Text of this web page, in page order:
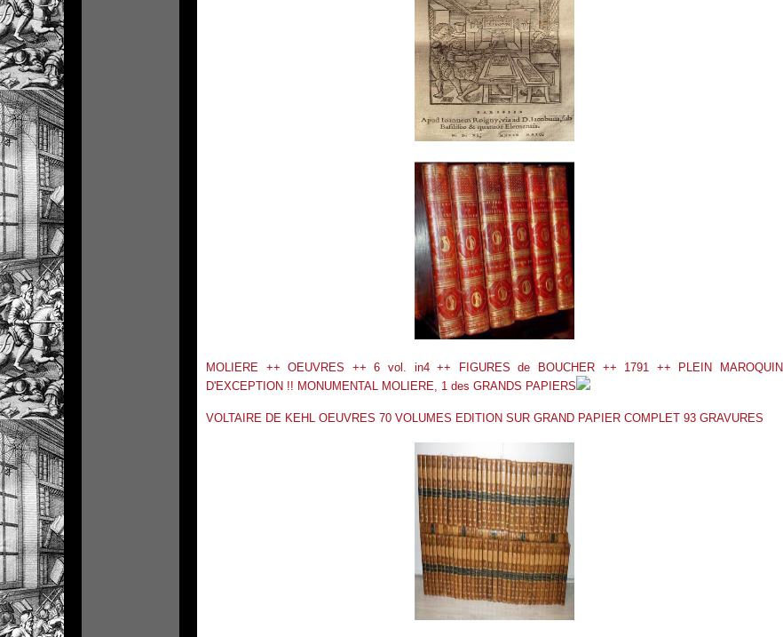
MOLIERE ++ OEUVRES ++ 6 vol. in4 ++ FIGURES de BOUCHER ++ 1791 ++ PLEIN MAROQUIN
D'EXCEPTION !! MONUMENTAL MOLIERE, 1 des GRANDS PAPIERS
VOLTAIRE DE KEHL OEUVRES 70 VOLUMES EDITION SUR GRAND PAPIER COMPLET 93 GRAVURES